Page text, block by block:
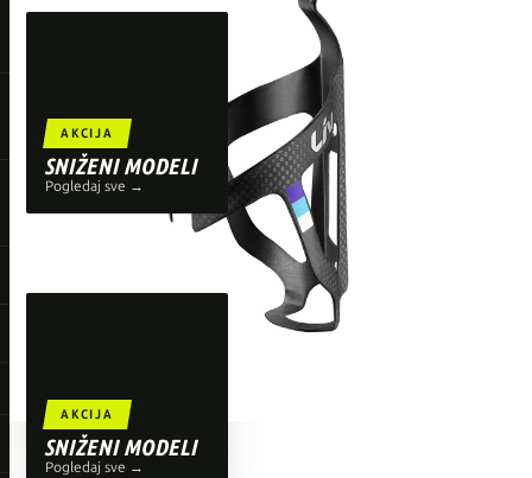
AKCIJA
SNIŽENI MODELI
Pogledaj sve →
Liv
Shimano
Wahoo
AKCIJA
SNIŽENI MODELI
Pogledaj sve →